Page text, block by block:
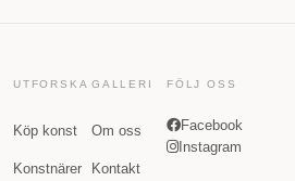
UTFORSKA
Köp konst
Konstnärer
GALLERI
Om oss
Kontakt
FÖLJ OSS
Facebook
Instagram